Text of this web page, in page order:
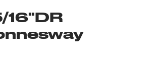
16"DR